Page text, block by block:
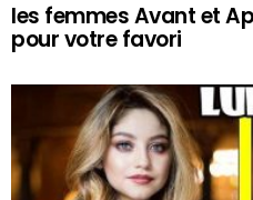
les femmes Avant et
pour votre favori